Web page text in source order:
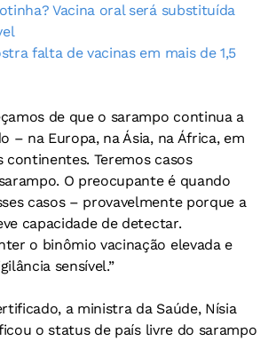
Vacina oral será substituída
falta de vacinas em mais de 1,5
de que o sarampo continua a
– na Europa, na Ásia, na África, em
Teremos casos
O preocupante é quando
casos – provavelmente porque a
capacidade de detectar.
o binômio vacinação elevada e
sensível.”
a ministra da Saúde, Nísia
o status de país livre do sarampo